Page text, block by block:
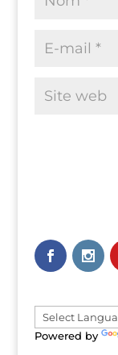
n
a
v
e
:Powered by